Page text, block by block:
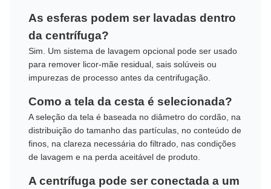
As esferas podem ser lavadas dentro
da centrífuga?
Sim. Um sistema de lavagem opcional pode ser usado
para remover licor-mãe residual, sais solúveis ou
impurezas de processo antes da centrifugação.
Como a tela da cesta é selecionada?
A seleção da tela é baseada no diâmetro do cordão, na
distribuição do tamanho das partículas, no conteúdo de
finos, na clareza necessária do filtrado, nas condições
de lavagem e na perda aceitável de produto.
A centrífuga pode ser conectada a um